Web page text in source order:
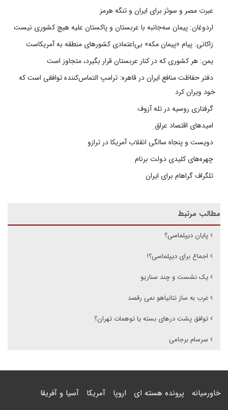
عبرت مصر و سوئز برای ایران و تنگه هرمز
اردوغان: پیمان سه‌جانبه با عربستان و پاکستان علیه هیچ کشوری نیست
زاکانی: پیام «پیمان مکه» بی‌اعتمادی کشورهای منطقه به آمریکاست
یمن: هر کشوری که در کنار عربستان قرار بگیرد، متجاوز است
دفتر حفاظت منافع ایران در قاهره: ترامپ التماس‌کننده توافقی است که
خود ویران کرد
گرفتاری روسیه در تله آزوف
امیدهای اقتصاد عراق
دویست و پنجاه سالگی انقلاب آمریکا در ترازو
چهره‌های کلیدی دولت برنام
تلگراف گراهام برای ایران
مطالب مرتبط
پایان دیپلماسی؟
اجماع برای دیپلماسی؟!
یک نشست و چند سناریو
غرب به ساز نتانیاهو نمی رقصد
توافق پشت درهای بسته یا توهمات تهران؟
سرسام برجامی
خاورمیانه پرونده هسته ای اروپا آمریکا آسیا و آفریقا